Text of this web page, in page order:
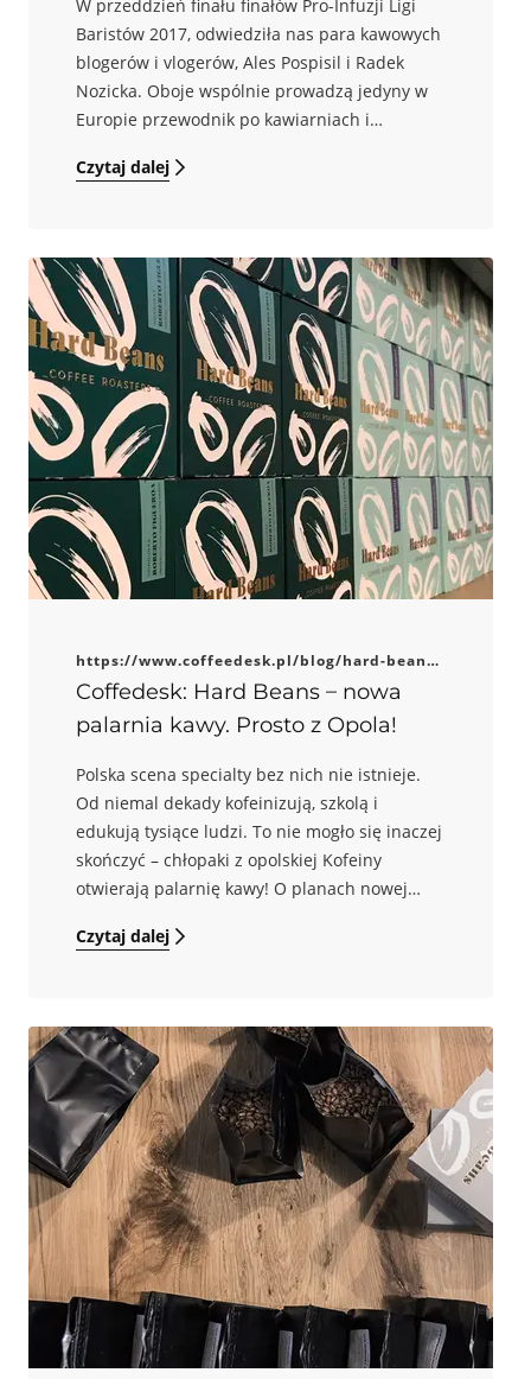
W przeddzień finału finałów Pro-Infuzji Ligi
Baristów 2017, odwiedziła nas para kawowych
blogerów i vlogerów, Ales Pospisil i Radek
Nozicka. Oboje wspólnie prowadzą jedyny w
Europie przewodnik po kawiarniach i
Czytaj dalej
https://www.coffeedesk.pl/blog/hard-beans-
coffee-roasters-opole-palarnia/
Coffedesk: Hard Beans – nowa
palarnia kawy. Prosto z Opola!
Polska scena specialty bez nich nie istnieje.
Od niemal dekady kofeinizują, szkolą i
edukują tysiące ludzi. To nie mogło się inaczej
skończyć – chłopaki z opolskiej Kofeiny
otwierają palarnię kawy! O planach nowej
Coffee Roasters – opowiada Krzysiek Barabosz
Czytaj dalej